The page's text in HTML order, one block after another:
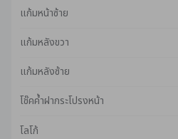
แก้มหน้าซ้าย
แก้มหลังขวา
แก้มหลังซ้าย
โช๊คค้ำฝากระโปรงหน้า
โลโก้